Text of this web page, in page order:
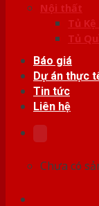
Nội thất
Tủ Kệ
Tủ
Báo giá
Dự án thực
Tin tức
Liên hệ
Chưa có